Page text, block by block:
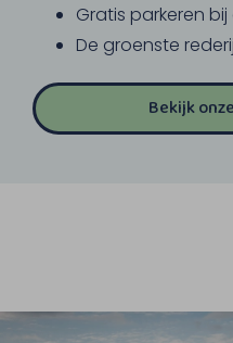
Gratis parkeren
De groenste
Bekijk